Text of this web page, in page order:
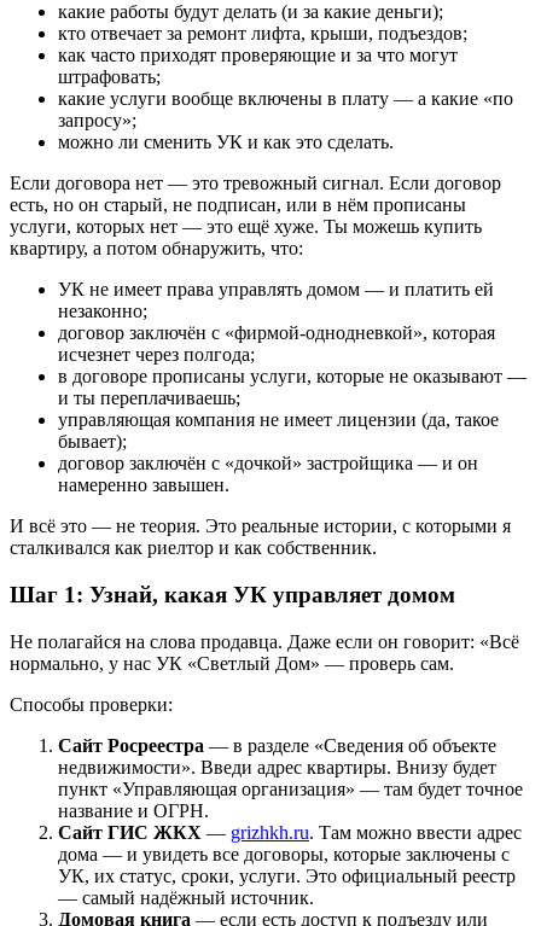
какие работы будут делать (и за какие деньги);
кто отвечает за ремонт лифта, крыши, подъездов;
как часто приходят проверяющие и за что могут
штрафовать;
какие услуги вообще включены в плату — а какие «по
запросу»;
можно ли сменить УК и как это сделать.
Если договора нет — это тревожный сигнал. Если договор
есть, но он старый, не подписан, или в нём прописаны
услуги, которых нет — это ещё хуже. Ты можешь купить
квартиру, а потом обнаружить, что:
УК не имеет права управлять домом — и платить ей
незаконно;
договор заключён с «фирмой-однодневкой», которая
исчезнет через полгода;
в договоре прописаны услуги, которые не оказывают —
и ты переплачиваешь;
управляющая компания не имеет лицензии (да, такое
бывает);
договор заключён с «дочкой» застройщика — и он
намеренно завышен.
И всё это — не теория. Это реальные истории, с которыми я
сталкивался как риелтор и как собственник.
Шаг 1: Узнай, какая УК управляет домом
Не полагайся на слова продавца. Даже если он говорит: «Всё
нормально, у нас УК «Светлый Дом» — проверь сам.
Способы проверки:
Сайт Росреестра — в разделе «Сведения об объекте
недвижимости». Введи адрес квартиры. Внизу будет
пункт «Управляющая организация» — там будет точное
название и ОГРН.
Сайт ГИС ЖКХ — grizhkh.ru. Там можно ввести адрес
дома — и увидеть все договоры, которые заключены с
УК, их статус, сроки, услуги. Это официальный реестр
— самый надёжный источник.
Домовая книга — если есть доступ к подъезду или